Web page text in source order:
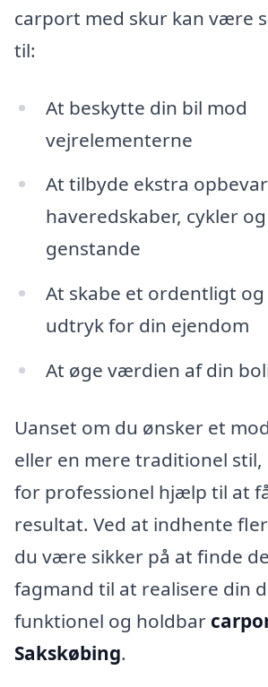
carport med skur kan være
til:
At beskytte din bil mod
vejrelementerne
At tilbyde ekstra
haveredskaber, cykler
genstande
At skabe et ordentligt
udtryk for din ejendom
At øge værdien af din
Uanset om du ønsker et
eller en mere traditionel
for professionel hjælp til at
resultat. Ved at indhente
du være sikker på at finde
fagmand til at realisere din
funktionel og holdbar
Sakskøbing.